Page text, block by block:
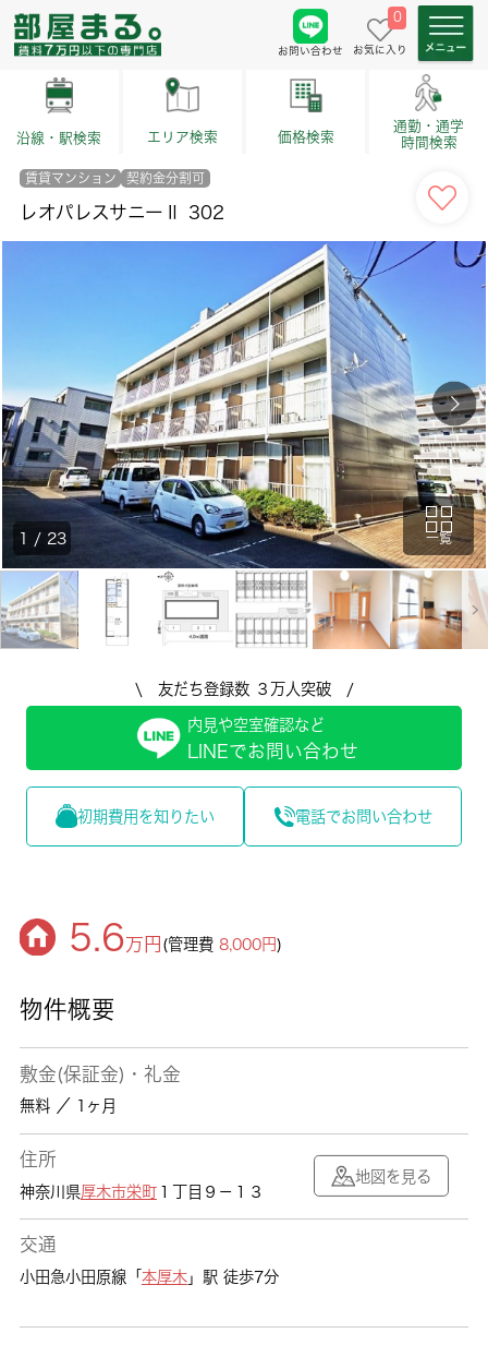
お問い合わせ
0
お気に入り
沿線・駅検索 エリア検索 価格検索
通勤・通学
時間検索
賃貸マンション 契約金分割可
レオパレスサニーⅡ 302
一覧
1 / 23
\ 友だち登録数 ３万人突破 /
内見や空室確認など
LINEでお問い合わせ
初期費用を知りたい 電話でお問い合わせ
5.6万円 (管理費8,000円)
物件概要
敷金(保証金)・礼金
無料 ／ 1ヶ月
住所
神奈川県厚木市栄町１丁目９－１３
地図を見る
交通
小田急小田原線「 本厚木」駅 徒歩7分